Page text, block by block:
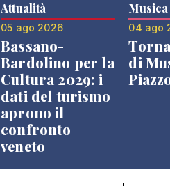
Attualità
05 ago 2026
Bassano-
Bardolino per la
Cultura 2029: i
dati del turismo
aprono il
confronto
veneto
Musica
04 ago
di